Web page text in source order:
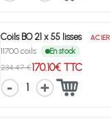
Coils BO 21 x 55 lisses ACIER
11700 coils En stock
234.47 €170.10€ TTC
1